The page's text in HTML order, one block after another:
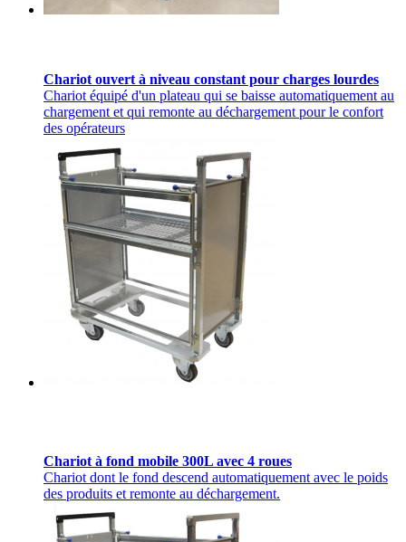
Chariot ouvert à niveau constant pour charges lourdes
Chariot équipé d'un plateau qui se baisse automatiquement au
chargement et qui remonte au déchargement pour le confort
des opérateurs
Chariot à fond mobile 300L avec 4 roues
Chariot dont le fond descend automatiquement avec le poids
des produits et remonte au déchargement.